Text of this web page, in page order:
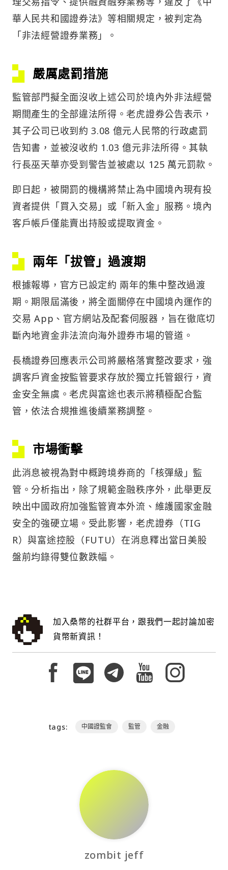
華人民共和國證券法》等相關規定，被判定為
「非法經營證券業務」。
嚴厲處罰措施
監管部門擬全面沒收上述公司於境內外非法經營
期間產生的全部違法所得。老虎證券公告表示，
其子公司已收到約 3.08 億元人民幣的行政處罰
告知書，並被沒收約 1.03 億元非法所得。其執
行長巫天華亦受到警告並被處以 125 萬元罰款。
即日起，被開罰的機構將禁止為中國境內現有投
資者提供「買入交易」或「新入金」服務。境內
客戶帳戶僅能賣出持股或提取資金。
兩年「拔管」過渡期
根據報導，官方已設定約 兩年的集中整改過渡
期。期限屆滿後，將全面關停在中國境內運作的
交易 App、官方網站及配套伺服器，旨在徹底切
斷內地資金非法流向海外證券市場的管道。
長橋證券回應表示公司將嚴格落實整改要求，強
調客戶資金按監管要求存放於獨立托管銀行，資
金安全無虞。老虎與富途也表示將積極配合監
管，依法合規推進後續業務調整。
市場衝擊
此消息被視為對中概跨境券商的「核彈級」監
管。分析指出，除了規範金融秩序外，此舉更反
映出中國政府加強監管資本外流、維護國家金融
安全的強硬立場。受此影響，老虎證券（TIG
R）與富途控股（FUTU）在消息釋出當日美股
盤前均錄得雙位數跌幅。
加入桑幣的社群平台，跟我們一起討論加密
貨幣新資訊！
tags: 中國證監會 監管 金融
zombit jeff